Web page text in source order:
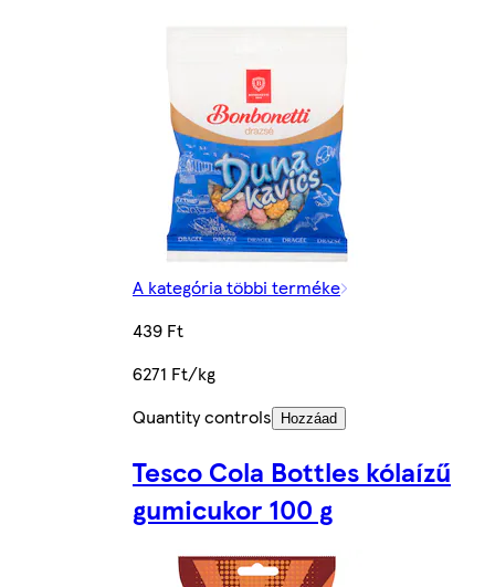
A kategória többi terméke
439 Ft
6271 Ft/kg
Quantity controls
Hozzáad
Tesco Cola Bottles kólaízű
gumicukor 100 g